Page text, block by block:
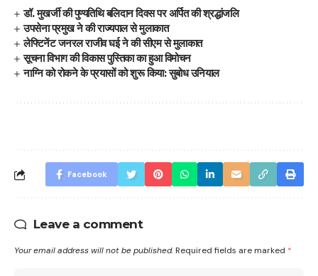
डॉ. मुखर्जी की पुण्यतिथि बलिदान दिवस पर अर्पित की श्रद्धांजलि
उपसेना प्रमुख ने की राज्यपाल से मुलाकात
लेफ्टिनेंट जनरल राजीव घई ने की सीएम से मुलाकात
सूचना विभाग की विकास पुस्तिका का हुआ विमोचन
नाग्नि को रोकने के प्रयासों को शुरू किया: सुबोध उनियाल
Facebook
Leave a comment
Your email address will not be published. Required fields are marked *